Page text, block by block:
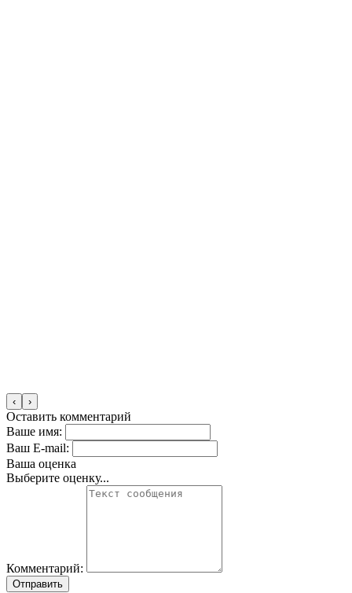
‹ ›
Оставить комментарий
Ваше имя:
Ваш E-mail:
Ваша оценка
Выберите оценку...
Комментарий:
Отправить